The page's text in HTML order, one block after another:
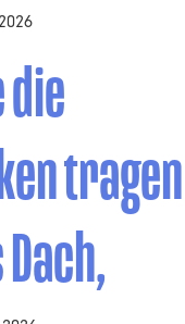
tragen